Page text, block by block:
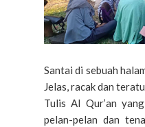
Santai di sebuah
Jelas, racak dan
Tulis Al Qur’an
pelan-pelan dan